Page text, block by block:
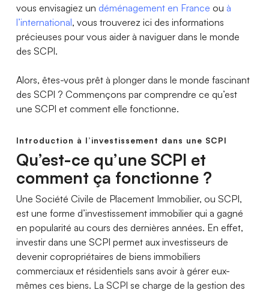
vous envisagiez un déménagement en France ou à
l’international, vous trouverez ici des informations
précieuses pour vous aider à naviguer dans le monde
des SCPI.
Alors, êtes-vous prêt à plonger dans le monde fascinant
des SCPI ? Commençons par comprendre ce qu’est
une SCPI et comment elle fonctionne.
Introduction à l’investissement dans une SCPI
Qu’est-ce qu’une SCPI et
comment ça fonctionne ?
Une Société Civile de Placement Immobilier, ou SCPI,
est une forme d’investissement immobilier qui a gagné
en popularité au cours des dernières années. En effet,
investir dans une SCPI permet aux investisseurs de
devenir copropriétaires de biens immobiliers
commerciaux et résidentiels sans avoir à gérer eux-
mêmes ces biens. La SCPI se charge de la gestion des